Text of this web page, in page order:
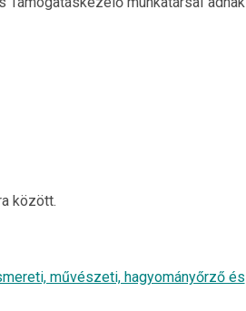
között.
művészeti, hagyományőrző és